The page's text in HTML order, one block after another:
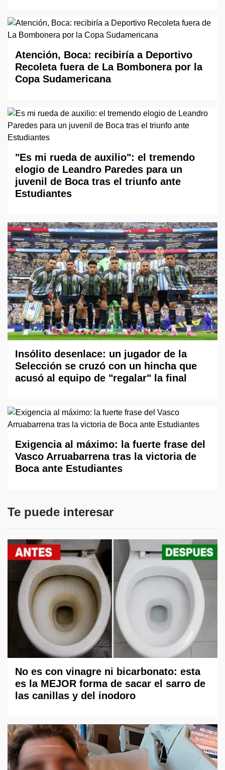
Atención, Boca: recibiría a Deportivo
Recoleta fuera de La Bombonera por la
Copa Sudamericana
"Es mi rueda de auxilio": el tremendo
elogio de Leandro Paredes para un
juvenil de Boca tras el triunfo ante
Estudiantes
Insólito desenlace: un jugador de la
Selección se cruzó con un hincha que
acusó al equipo de "regalar" la final
Exigencia al máximo: la fuerte frase del
Vasco Arruabarrena tras la victoria de
Boca ante Estudiantes
Te puede interesar
No es con vinagre ni bicarbonato: esta
es la MEJOR forma de sacar el sarro de
las canillas y del inodoro